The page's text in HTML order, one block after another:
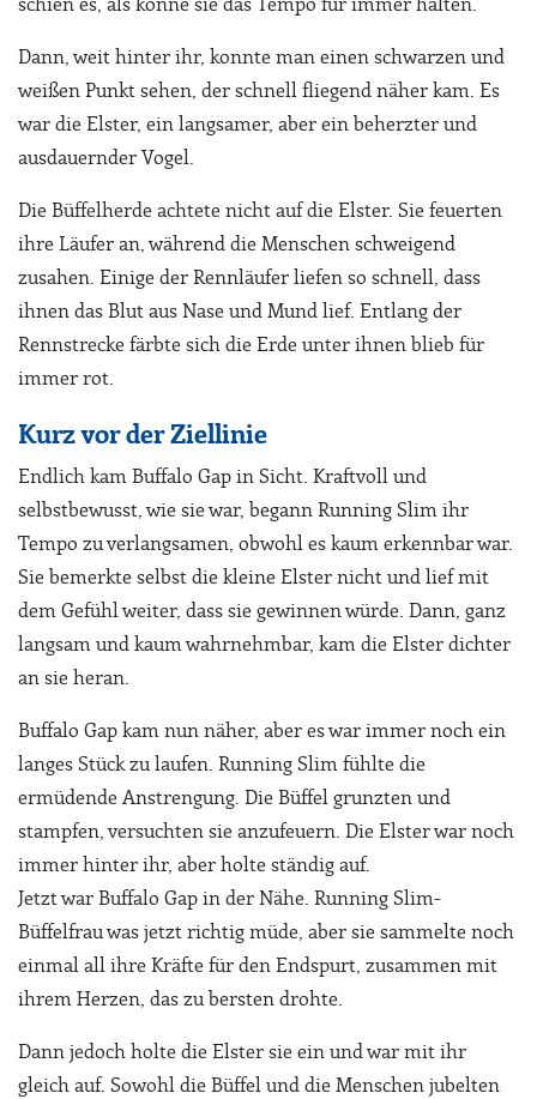
schien es, als könne sie das Tempo für immer halten.
Dann, weit hinter ihr, konnte man einen schwarzen und
weißen Punkt sehen, der schnell fliegend näher kam. Es
war die Elster, ein langsamer, aber ein beherzter und
ausdauernder Vogel.
Die Büffelherde achtete nicht auf die Elster. Sie feuerten
ihre Läufer an, während die Menschen schweigend
zusahen. Einige der Rennläufer liefen so schnell, dass
ihnen das Blut aus Nase und Mund lief. Entlang der
Rennstrecke färbte sich die Erde unter ihnen blieb für
immer rot.
Kurz vor der Ziellinie
Endlich kam Buffalo Gap in Sicht. Kraftvoll und
selbstbewusst, wie sie war, begann Running Slim ihr
Tempo zu verlangsamen, obwohl es kaum erkennbar war.
Sie bemerkte selbst die kleine Elster nicht und lief mit
dem Gefühl weiter, dass sie gewinnen würde. Dann, ganz
langsam und kaum wahrnehmbar, kam die Elster dichter
an sie heran.
Buffalo Gap kam nun näher, aber es war immer noch ein
langes Stück zu laufen. Running Slim fühlte die
ermüdende Anstrengung. Die Büffel grunzten und
stampfen, versuchten sie anzufeuern. Die Elster war noch
immer hinter ihr, aber holte ständig auf.
Jetzt war Buffalo Gap in der Nähe. Running Slim-
Büffelfrau was jetzt richtig müde, aber sie sammelte noch
einmal all ihre Kräfte für den Endspurt, zusammen mit
ihrem Herzen, das zu bersten drohte.
Dann jedoch holte die Elster sie ein und war mit ihr
gleich auf. Sowohl die Büffel und die Menschen jubelten